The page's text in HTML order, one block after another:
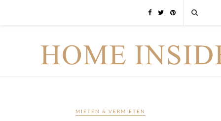
MIETEN & VERMIETEN